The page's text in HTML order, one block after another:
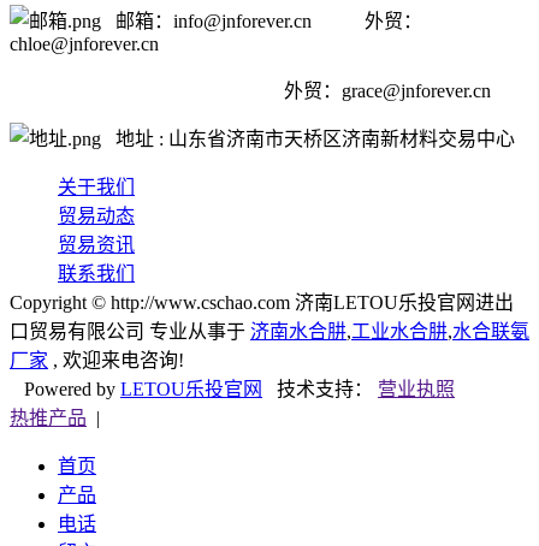
邮箱：info@jnforever.cn 外贸：
chloe@jnforever.cn
外贸： grace@jnforever.cn
地址 : 山东省济南市天桥区济南新材料交易中心
关于我们
贸易动态
贸易资讯
联系我们
Copyright © http://www.cschao.com 济南LETOU乐投官网进出
口贸易有限公司 专业从事于 济南水合肼,工业水合肼,水合联氨
厂家 , 欢迎来电咨询!
Powered by LETOU乐投官网 技术支持： 营业执照
热推产品 |
首页
产品
电话